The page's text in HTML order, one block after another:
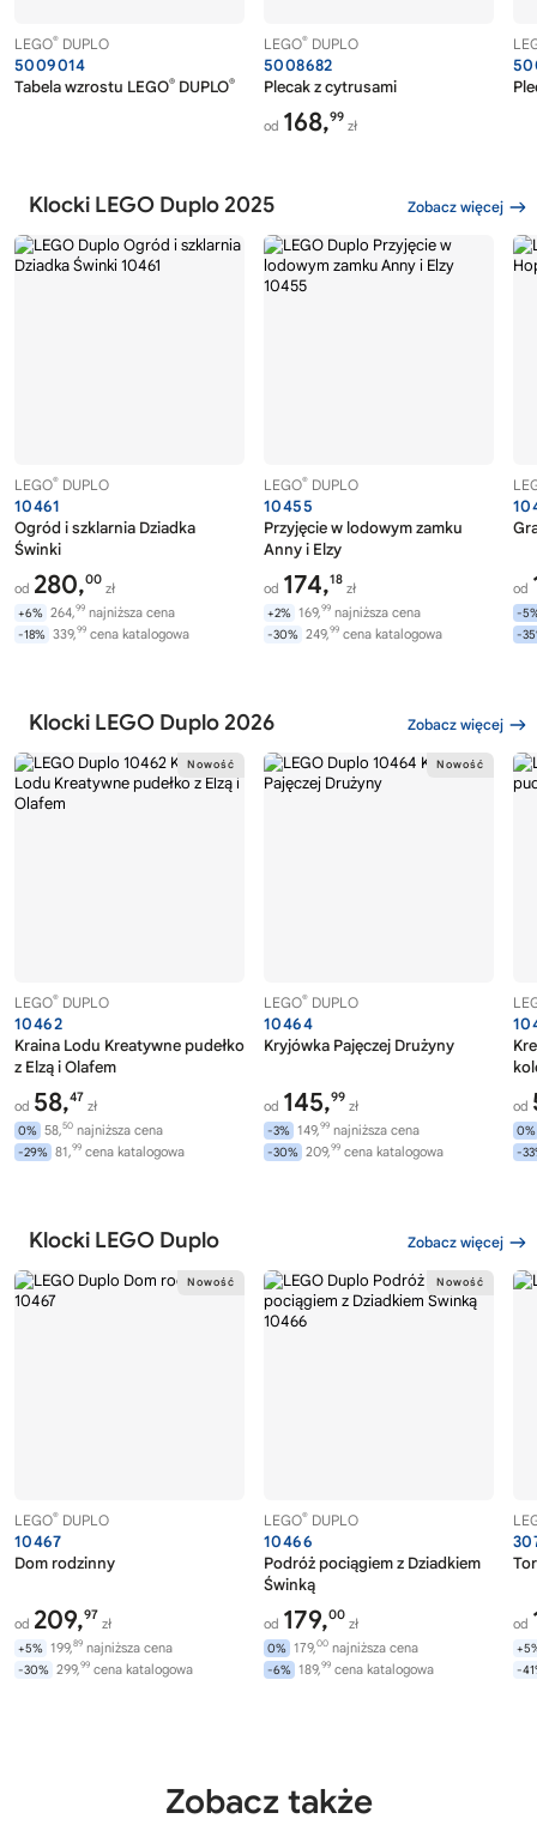
LEGO® DUPLO
5009014
Tabela wzrostu LEGO® DUPLO®
LEGO® DUPLO
5008682
Plecak z cytrusami
od 168,99
zł
Klocki LEGO Duplo 2025 Zobacz więcej
LEGO® DUPLO
10461
Ogród i szklarnia Dziadka
Świnki
od 280,00
zł
+6% 264,99 najniższa cena
-18% 339,99 cena katalogowa
LEGO® DUPLO
10455
Przyjęcie w lodowym zamku
Anny i Elzy
od 174,18
zł
+2% 169,99 najniższa cena
-30% 249,99 cena katalogowa
od
-
-
Klocki LEGO Duplo 2026 Zobacz więcej
LEGO® DUPLO
10462
Kraina Lodu Kreatywne pudełko
z Elzą i Olafem
od 58,47
zł
0% 58,50 najniższa cena
-29% 81,99 cena katalogowa
LEGO® DUPLO
10464
Kryjówka Pajęczej Drużyny
od 145,99
zł
-3% 149,99 najniższa cena
-30% 209,99 cena katalogowa
od
0%
-
Klocki LEGO Duplo Zobacz więcej
LEGO® DUPLO
10467
Dom rodzinny
od 209,97
zł
+5% 199,89 najniższa cena
-30% 299,99 cena katalogowa
LEGO® DUPLO
10466
Podróż pociągiem z Dziadkiem
Świnką
od 179,00
zł
0% 179,00 najniższa cena
-6% 189,99 cena katalogowa
od
-
Zobacz także